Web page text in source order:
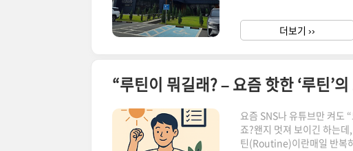
실내 인테리어와 층고의 매
주차, 뷰, 가족/연인 추천 포
더보기 ››
요즘 SNS나 유튜브만 켜도
죠?왠지 멋져 보이긴 하는
틴(Routine)이란매일 반복